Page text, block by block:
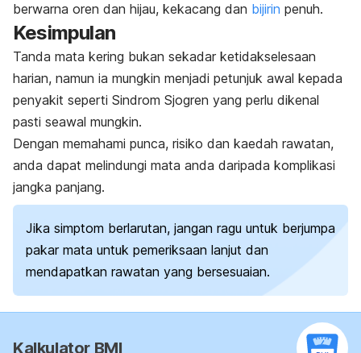
berwarna oren dan hijau, kekacang dan bijirin penuh.
Kesimpulan
Tanda mata kering bukan sekadar ketidakselesaan
harian, namun ia mungkin menjadi petunjuk awal kepada
penyakit seperti Sindrom Sjogren yang perlu dikenal
pasti seawal mungkin.
Dengan memahami punca, risiko dan kaedah rawatan,
anda dapat melindungi mata anda daripada komplikasi
jangka panjang.
Jika simptom berlarutan, jangan ragu untuk berjumpa
pakar mata untuk pemeriksaan lanjut dan
mendapatkan rawatan yang bersesuaian.
Kalkulator BMI